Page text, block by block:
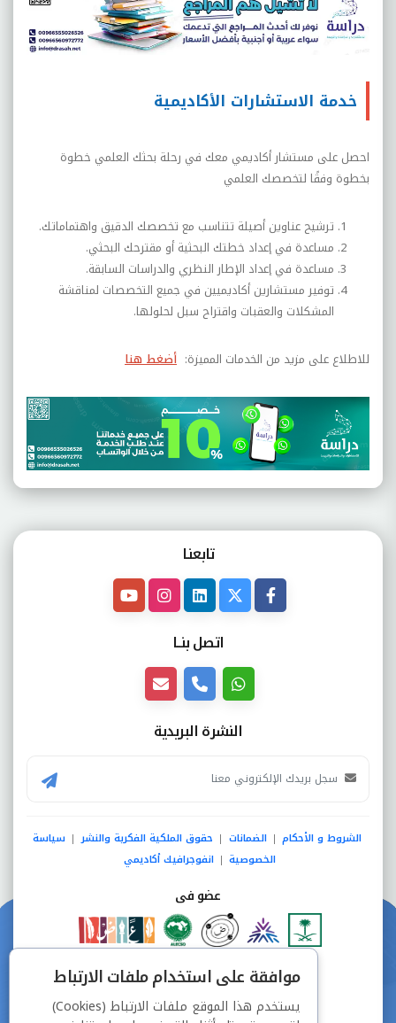
خدمة الاستشارات الأكاديمية
احصل على مستشار أكاديمي معك في رحلة بحثك العلمي خطوة
بخطوة وفقًا لتخصصك العلمي
ترشيح عناوين أصيلة تتناسب مع تخصصك الدقيق واهتماماتك.
مساعدة في إعداد خطتك البحثية أو مقترحك البحثي.
مساعدة في إعداد الإطار النظري والدراسات السابقة.
توفير مستشارين أكاديميين في جميع التخصصات لمناقشة
المشكلات والعقبات واقتراح سبل لحلولها.
للاطلاع على مزيد من الخدمات المميزة: أضغط هنا
تابعنـا
اتصل بنــا
النشرة البريدية
الشروط و الأحكام | الضمانات | حقوق الملكية الفكرية والنشر | سياسة
الخصوصية | انفوجرافيك أكاديمي
عضو فى
دفع آمن من خلال
موافقة على استخدام ملفات الارتباط
يستخدم هذا الموقع ملفات الارتباط (Cookies)